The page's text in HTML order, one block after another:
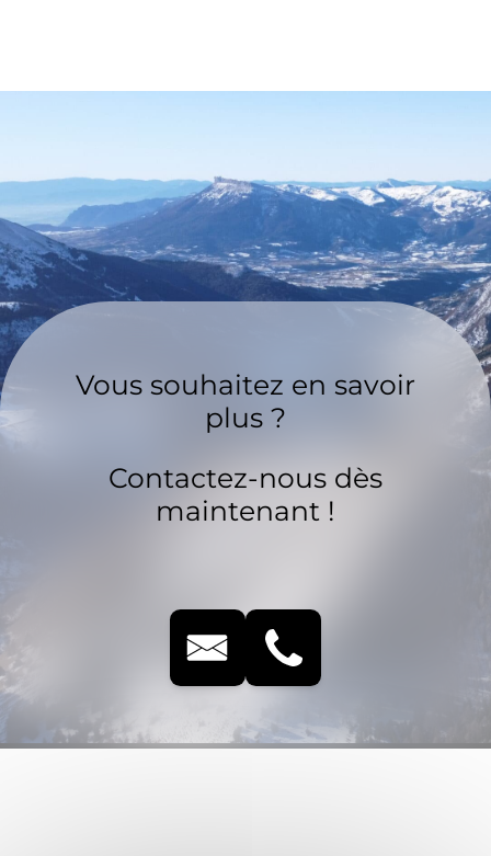
Vous souhaitez en savoir
plus ?
Contactez-nous dès
maintenant !